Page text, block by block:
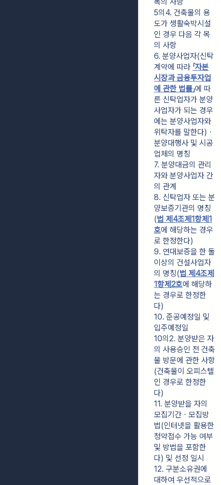
5의4. 건축물의 용
도가 생활숙박시설
인 경우 다음 각 목
의 사항
6. 분양사업자(신탁
계약에 따라 「자본
시장과 금융투자업
에 관한 법률」에 따
른 신탁업자가 분양
사업자가 되는 경우
에는 분양사업자와
위탁자를 말한다)ㆍ
분양대행사 및 시공
업체의 명칭
7. 분양대금의 관리
자와 분양사업자 간
의 관계
8. 신탁업자 또는 분
양보증기관의 명칭
(법 제4조제1항제1
호에 해당하는 경우
로 한정한다)
9. 연대보증을 한 둘
이상의 건설사업자
의 명칭(법 제4조제
1항제2호에 해당하
는 경우로 한정한
다)
10. 준공예정일 및
입주예정일
10의2. 분양받은 자
의 사용승인 전 건축
물 방문에 관한 사항
(건축물이 오피스텔
인 경우로 한정한
다)
11. 분양받을 자의
모집기간ㆍ모집방
법(인터넷을 활용한
청약접수 가능 여부
및 방법을 포함한
다) 및 선정 일시
12. 구분소유권에
대하여 우선적으로